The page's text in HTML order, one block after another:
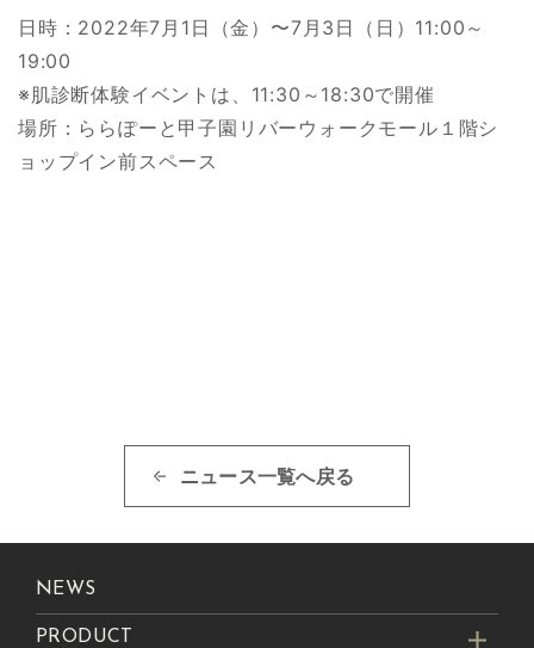
日時：2022年7月1日（金）〜7月3日（日）11:00～
19:00
※肌診断体験イベントは、11:30～18:30で開催
場所：ららぽーと甲子園リバーウォークモール１階シ
ョップイン前スペース
ニュース一覧へ戻る
NEWS
PRODUCT